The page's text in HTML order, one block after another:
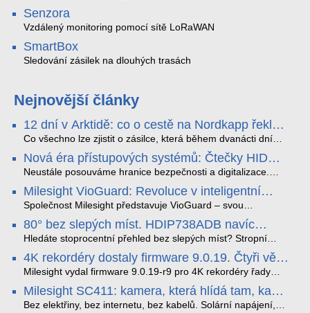
Senzora
Vzdálený monitoring pomocí sítě LoRaWAN
SmartBox
Sledování zásilek na dlouhých trasách
Nejnovější články
12 dní v Arktidě: co o cestě na Nordkapp řekla
data ze SMARTBOX 2 MAX
Co všechno lze zjistit o zásilce, která během dvanácti dní
projede Arktidou? SMARTBOX 2 MAX jsme vzali na trasu z
Tromsø přes Lofoty, Kirunu a finské Laponsko až na
Nordkapp. Bez jediného dobití, v mrazu až −13 °C a mimo
otřesy i náklon. Výsledkem není jen čára na mapě, ale
podrobný datový příběh celé cesty.
Nová éra přístupových systémů: Čtečky HID
Signo
Neustále posouváme hranice bezpečnosti a digitalizace.
v oblasti kontroly přístupu – moderní a vysoce univerzální
čtečky HID Signo.
Milesight VioGuard: Revoluce v inteligentní
detekci dopravních přestupků
Společnost Milesight představuje VioGuard – svou
dopravních přestupků. Tento systém, poháněný
sofistikovanými algoritmy umělé inteligence (AI), je navržen
tak, aby poskytoval komplexní nástroje pro vymáhání
dopravních předpisů, zvyšoval bezpečnost na silnicích a
optimalizoval plynulost dopravy v moderních městech.
80° bez slepých míst. HDIP738ADB navíc
streamuje na YouTube – bez PC.
Hledáte stoprocentní přehled bez slepých míst? Stropní
panoramatická kamera HDIP738ADB skládá obraz ze dvou
4MP senzorů SONY do jednoho čistého 180° záběru bez
zkreslení. K tomu přidává AI detekci osob a vozidel,
YouTube – bez běžícího počítače.
4K rekordéry dostaly firmware 9.0.19. Čtyři věci,
které musíte vědět.
Milesight vydal firmware 9.0.19-r9 pro 4K rekordéry řady
které vám zjednoduší práci – a jedna z nich vám ušetří
spoustu zbytečných výjezdů k zákazníkům.
Milesight SC411: kamera, která hlídá tam, kam
kabel nedosáhne
Bez elektřiny, bez internetu, bez kabelů. Solární napájení,